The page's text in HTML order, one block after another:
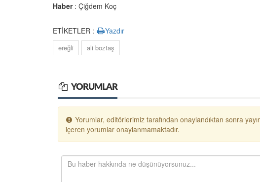
Haber: Çiğdem Koç
ETİKETLER : Yazdır
ereğli ali boztaş
YORUMLAR
Yorumlar, editörlerimiz tarafından onaylandıktan sonra
içeren yorumlar onaylanmamaktadır.